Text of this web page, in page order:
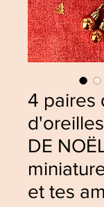
4 paires
DE
et tes